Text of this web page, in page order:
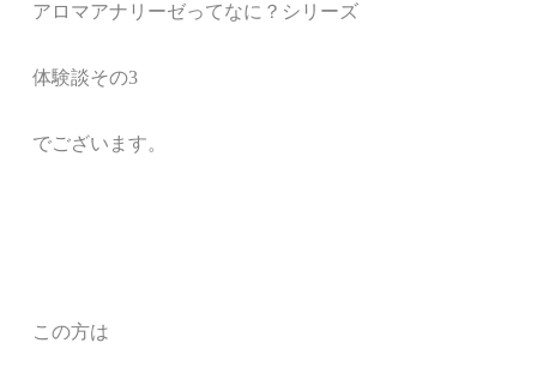
アロマアナリーゼってなに？シリーズ
体験談その3
でございます。
この方は